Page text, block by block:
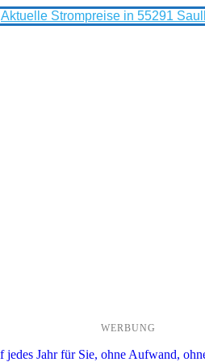
Aktuelle Strompreise in 55291
WERBUNG